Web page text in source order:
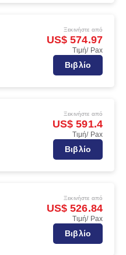
Ξεκινήστε από
US$ 574.97
Τιμή/ Pax
Βιβλίο
Ξεκινήστε από
US$ 591.4
Τιμή/ Pax
Βιβλίο
Ξεκινήστε από
US$ 526.84
Τιμή/ Pax
Βιβλίο